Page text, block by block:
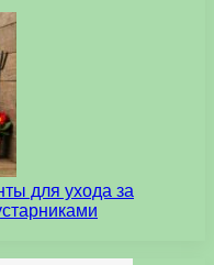
для ухода за